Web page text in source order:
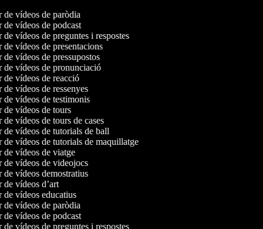
de vídeos de paròdia
de vídeos de podcast
de vídeos de preguntes i respostes
de vídeos de presentacions
de vídeos de pressupostos
de vídeos de pronunciació
de vídeos de reacció
de vídeos de ressenyes
de vídeos de testimonis
de vídeos de tours
de vídeos de tours de cases
de vídeos de tutorials de ball
de vídeos de tutorials de maquillatge
de vídeos de viatge
de vídeos de videojocs
de vídeos demostratius
de vídeos d’art
de vídeos educatius
de vídeos de paròdia
de vídeos de podcast
de vídeos de preguntes i respostes